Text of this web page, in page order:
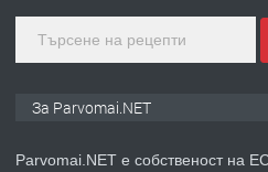
За Parvomai.NET
Parvomai.NET е собственост